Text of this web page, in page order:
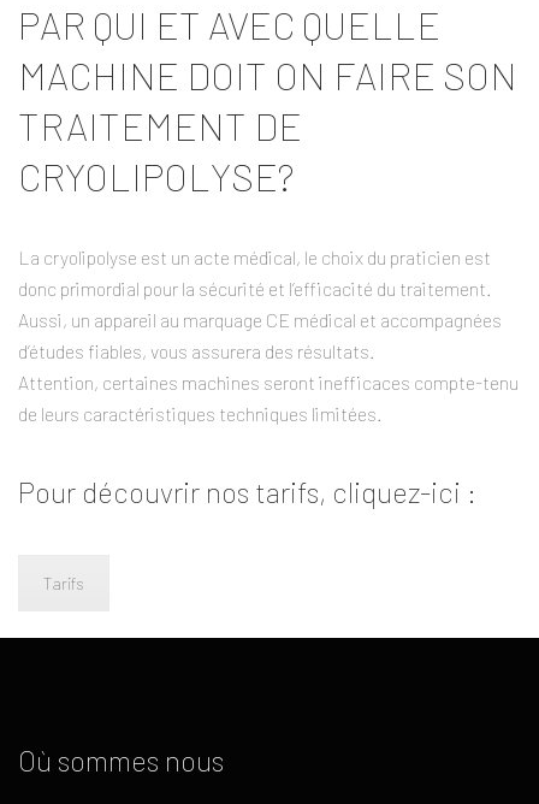
PAR QUI ET AVEC QUELLE
MACHINE DOIT ON FAIRE SON
TRAITEMENT DE
CRYOLIPOLYSE?
La cryolipolyse est un acte médical, le choix du praticien est
donc primordial pour la sécurité et l’efficacité du traitement.
Aussi, un appareil au marquage CE médical et accompagnées
d’études fiables, vous assurera des résultats.
Attention, certaines machines seront inefficaces compte-tenu
de leurs caractéristiques techniques limitées.
Pour découvrir nos tarifs, cliquez-ici :
Tarifs
Où sommes nous